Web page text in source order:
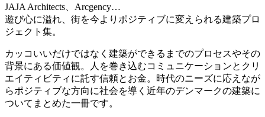
JAJA Architects、Arcgency…
遊び心に溢れ、街を今よりポジティブに変えられる建築プロ
ジェクト集。
カッコいいだけではなく建築ができるまでのプロセスやその
背景にある価値観。人を巻き込むコミュニケーションとクリ
エイティビティに託す信頼とお金。時代のニーズに応えなが
らポジティブな方向に社会を導く近年のデンマークの建築に
ついてまとめた一冊です。